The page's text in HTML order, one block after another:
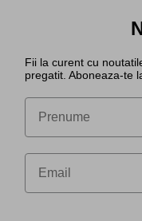
Fii la curent cu
pregatit. Aboneaza-te